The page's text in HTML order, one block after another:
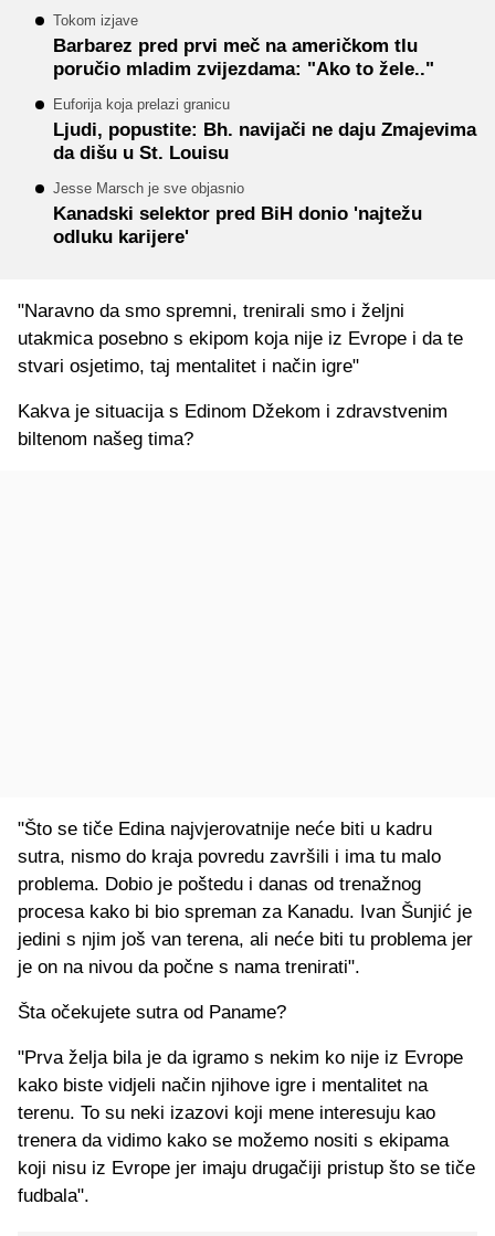
Tokom izjave
Barbarez pred prvi meč na američkom tlu
poručio mladim zvijezdama: "Ako to žele.."
Euforija koja prelazi granicu
Ljudi, popustite: Bh. navijači ne daju Zmajevima
da dišu u St. Louisu
Jesse Marsch je sve objasnio
Kanadski selektor pred BiH donio 'najtežu
odluku karijere'
"Naravno da smo spremni, trenirali smo i željni
utakmica posebno s ekipom koja nije iz Evrope i da te
stvari osjetimo, taj mentalitet i način igre"
Kakva je situacija s Edinom Džekom i zdravstvenim
biltenom našeg tima?
"Što se tiče Edina najvjerovatnije neće biti u kadru
sutra, nismo do kraja povredu završili i ima tu malo
problema. Dobio je poštedu i danas od trenažnog
procesa kako bi bio spreman za Kanadu. Ivan Šunjić je
jedini s njim još van terena, ali neće biti tu problema jer
je on na nivou da počne s nama trenirati".
Šta očekujete sutra od Paname?
"Prva želja bila je da igramo s nekim ko nije iz Evrope
kako biste vidjeli način njihove igre i mentalitet na
terenu. To su neki izazovi koji mene interesuju kao
trenera da vidimo kako se možemo nositi s ekipama
koji nisu iz Evrope jer imaju drugačiji pristup što se tiče
fudbala".